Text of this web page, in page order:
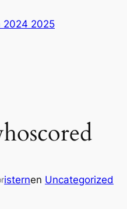
2024 2025
isternen Uncategorized